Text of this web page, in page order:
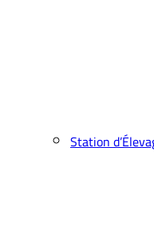
Station